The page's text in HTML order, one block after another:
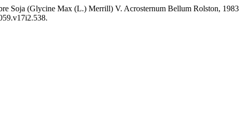
Soja (Glycine Max (L.) Merrill) V. Acrosternum Bellum Rolston, 1983